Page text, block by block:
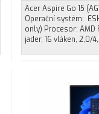
Acer Aspire Go 15
Operační systém:
only) Procesor: AMD
jader, 16 vláken, 2,0/